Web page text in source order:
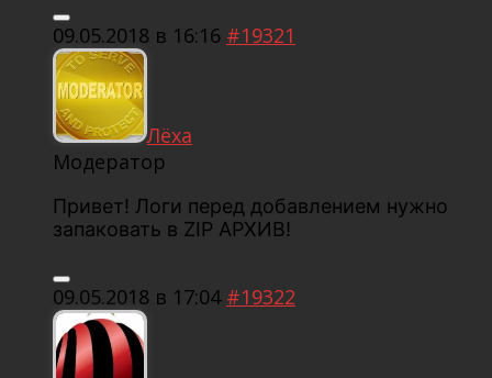
09.05.2018 в 16:16 #19321
Лёха
Модератор
Привет! Логи перед добавлением нужно
запаковать в ZIP АРХИВ!
09.05.2018 в 17:04 #19322